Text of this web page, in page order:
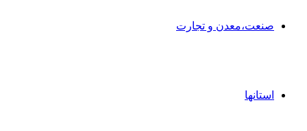
صنعت،معدن و تجارت
استانها